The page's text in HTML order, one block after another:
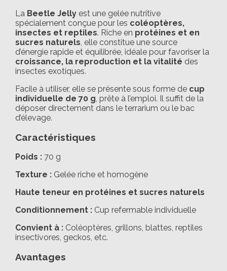
La Beetle Jelly est une gelée nutritive
spécialement conçue pour les coléoptères,
insectes et reptiles. Riche en protéines et en
sucres naturels, elle constitue une source
d’énergie rapide et équilibrée, idéale pour favoriser la
croissance, la reproduction et la vitalité des
insectes exotiques.
Facile à utiliser, elle se présente sous forme de cup
individuelle de 70 g, prête à l’emploi. Il suffit de la
déposer directement dans le terrarium ou le bac
d’élevage.
Caractéristiques
Poids : 70 g
Texture : Gelée riche et homogène
Haute teneur en protéines et sucres naturels
Conditionnement : Cup refermable individuelle
Convient à : Coléoptères, grillons, blattes, reptiles
insectivores, geckos, etc.
Avantages